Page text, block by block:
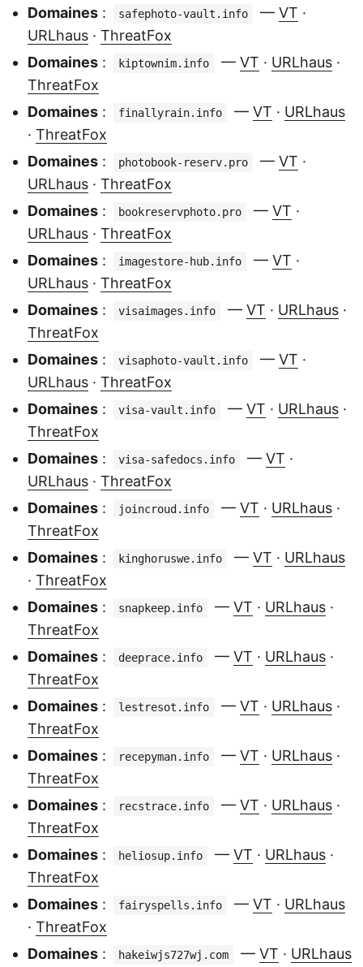
Domaines : safephoto-vault.info — VT ·
URLhaus · ThreatFox
Domaines : kiptownim.info — VT · URLhaus ·
ThreatFox
Domaines : finallyrain.info — VT · URLhaus
· ThreatFox
Domaines : photobook-reserv.pro — VT ·
URLhaus · ThreatFox
Domaines : bookreservphoto.pro — VT ·
URLhaus · ThreatFox
Domaines : imagestore-hub.info — VT ·
URLhaus · ThreatFox
Domaines : visaimages.info — VT · URLhaus ·
ThreatFox
Domaines : visaphoto-vault.info — VT ·
URLhaus · ThreatFox
Domaines : visa-vault.info — VT · URLhaus ·
ThreatFox
Domaines : visa-safedocs.info — VT ·
URLhaus · ThreatFox
Domaines : joincroud.info — VT · URLhaus ·
ThreatFox
Domaines : kinghoruswe.info — VT · URLhaus
· ThreatFox
Domaines : snapkeep.info — VT · URLhaus ·
ThreatFox
Domaines : deeprace.info — VT · URLhaus ·
ThreatFox
Domaines : lestresot.info — VT · URLhaus ·
ThreatFox
Domaines : recepyman.info — VT · URLhaus ·
ThreatFox
Domaines : recstrace.info — VT · URLhaus ·
ThreatFox
Domaines : heliosup.info — VT · URLhaus ·
ThreatFox
Domaines : fairyspells.info — VT · URLhaus
· ThreatFox
Domaines : hakeiwjs727wj.com — VT · URLhaus